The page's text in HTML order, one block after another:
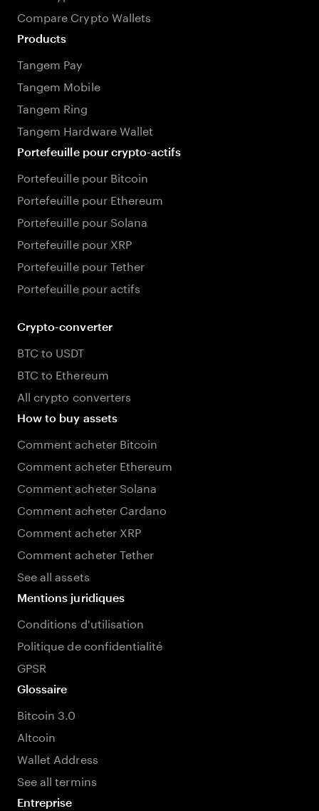
Compare Crypto Wallets
Products
Tangem Pay
Tangem Mobile
Tangem Ring
Tangem Hardware Wallet
Portefeuille pour crypto-actifs
Portefeuille pour Bitcoin
Portefeuille pour Ethereum
Portefeuille pour Solana
Portefeuille pour XRP
Portefeuille pour Tether
Portefeuille pour actifs
Crypto-converter
BTC to USDT
BTC to Ethereum
All crypto converters
How to buy assets
Comment acheter Bitcoin
Comment acheter Ethereum
Comment acheter Solana
Comment acheter Cardano
Comment acheter XRP
Comment acheter Tether
See all assets
Mentions juridiques
Conditions d'utilisation
Politique de confidentialité
GPSR
Glossaire
Bitcoin 3.0
Altcoin
Wallet Address
See all termins
Entreprise